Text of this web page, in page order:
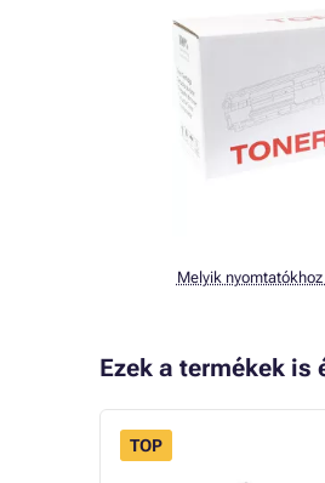
Melyik
Ezek a termékek is
TOP